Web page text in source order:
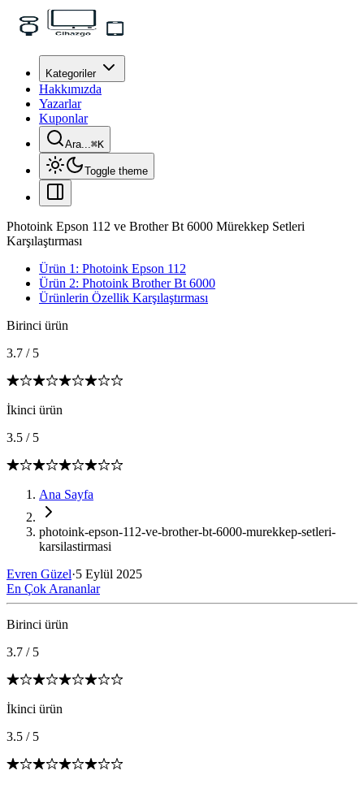
Kategoriler
Hakkımızda
Yazarlar
Kuponlar
Ara...⌘K
Toggle theme
Photoink Epson 112 ve Brother Bt 6000 Mürekkep Setleri
Karşılaştırması
Ürün 1: Photoink Epson 112
Ürün 2: Photoink Brother Bt 6000
Ürünlerin Özellik Karşılaştırması
Birinci ürün
3.7 / 5
İkinci ürün
3.5 / 5
Ana Sayfa
photoink-epson-112-ve-brother-bt-6000-murekkep-setleri-
karsilastirmasi
Evren Güzel·5 Eylül 2025
En Çok Arananlar
Birinci ürün
3.7 / 5
İkinci ürün
3.5 / 5